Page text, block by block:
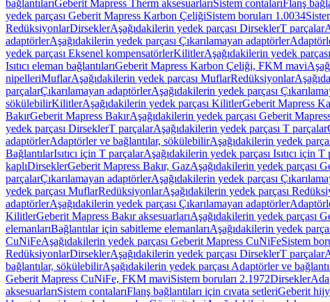
bağlantılarıGeberit Mapress Therm aksesuarlarıSistem contalarıFlanş
yedek parçası Geberit Mapress Karbon ÇeliğiSistem boruları 1.0034
RedüksiyonlarDirseklerAşağıdakilerin yedek parçası DirseklerT parçalar
adaptörlerAşağıdakilerin yedek parçası Çıkarılamayan adaptörler
yedek parçası Eksenel kompensatörlerKilitlerAşağıdakilerin yedek
Isıtıcı eleman bağlantılarıGeberit Mapress Karbon Çeliği, FKM mavi
nipelleriMuflarAşağıdakilerin yedek parçası MuflarRedüksiyonlar
parçalarÇıkarılamayan adaptörlerAşağıdakilerin yedek parçası
sökülebilirKilitlerAşağıdakilerin yedek parçası KilitlerGeberit Mapress
BakırGeberit Mapress BakırAşağıdakilerin yedek parçası Geberit
yedek parçası DirseklerT parçalarAşağıdakilerin yedek parçası T parçalar
adaptörlerAdaptörler ve bağlantılar, sökülebilirAşağıdakilerin yedek
BağlantılarIsıtıcı için T parçalarAşağıdakilerin yedek parçası Isıtıcı için T
kaplıDirseklerGeberit Mapress Bakır, GazAşağıdakilerin yedek parçası
parçalarÇıkarılamayan adaptörlerAşağıdakilerin yedek parçası
yedek parçası MuflarRedüksiyonlarAşağıdakilerin yedek parçası
adaptörlerAşağıdakilerin yedek parçası Çıkarılamayan adaptörler
KilitlerGeberit Mapress Bakır aksesuarlarıAşağıdakilerin yedek parçası
elemanlarıBağlantılar için sabitleme elemanlarıAşağıdakilerin yedek
CuNiFeAşağıdakilerin yedek parçası Geberit Mapress CuNiFeSistem
RedüksiyonlarDirseklerAşağıdakilerin yedek parçası DirseklerT parçalar
bağlantılar, sökülebilirAşağıdakilerin yedek parçası Adaptörler ve
Geberit Mapress CuNiFe, FKM maviSistem boruları 2.1972Dirsekler
aksesuarlarıSistem contalarıFlanş bağlantıları için cıvata setleriGeberit